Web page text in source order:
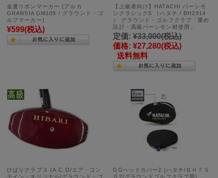
金運リボンマーカー (アルカ
GRANSIA GM109 / グラウンド・ゴ
ルフマーカー)
¥599(税込)
【上級者向け】HATACHI パーシモ
ンクラシック5 （ハタチ / BH2914
） グラウンド・ゴルフクラブ「重め
設計・高級パーシモン材使用」
定価: ¥33,000(税込)
価格: ¥27,280(税込)
送料無料
ひばりクラブ３ (A.C.O/エア・コン
テイン・オリジナル/グラウンド・ゴ
GGヘッドカバー2 (ハタチ/ＢＨ７５
０2/グラウンドゴルフクラブ用)